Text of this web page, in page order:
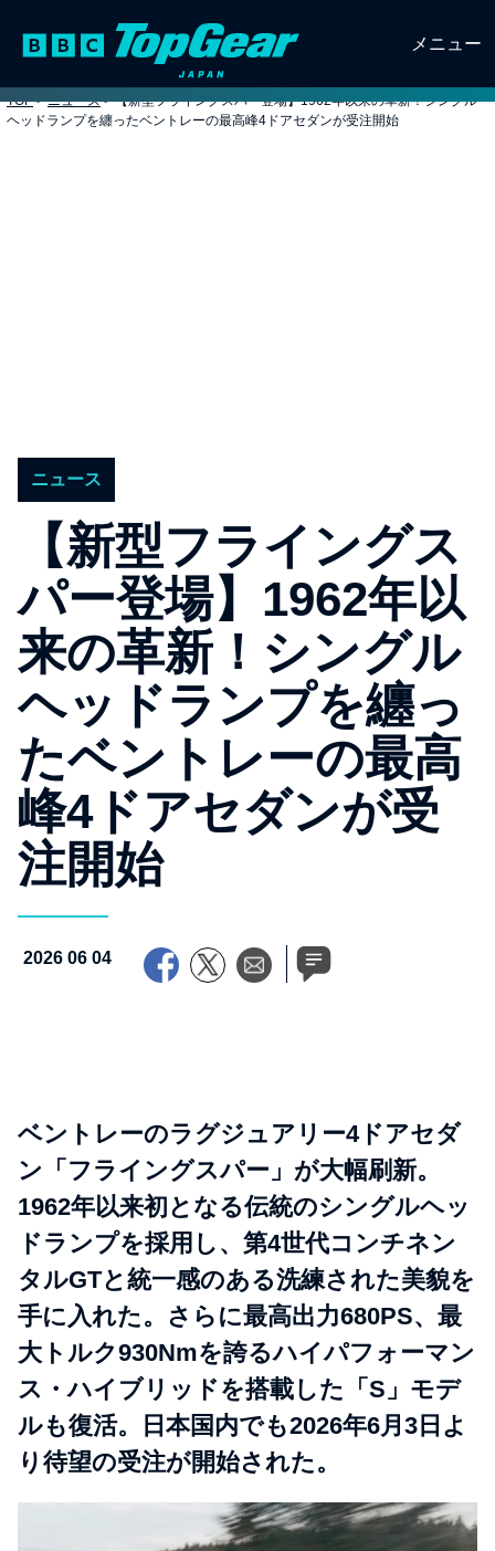
メニュー
TOP > ニュース > 【新型フライングスパー登場】1962年以来の革新！シングル
ヘッドランプを纏ったベントレーの最高峰4ドアセダンが受注開始
ニュース
【新型フライングス
パー登場】1962年以
来の革新！シングル
ヘッドランプを纏っ
たベントレーの最高
峰4ドアセダンが受
注開始
2026 06 04
ベントレーのラグジュアリー4ドアセダ
ン「フライングスパー」が大幅刷新。
1962年以来初となる伝統のシングルヘッ
ドランプを採用し、第4世代コンチネン
タルGTと統一感のある洗練された美貌を
手に入れた。さらに最高出力680PS、最
大トルク930Nmを誇るハイパフォーマン
ス・ハイブリッドを搭載した「S」モデ
ルも復活。日本国内でも2026年6月3日よ
り待望の受注が開始された。